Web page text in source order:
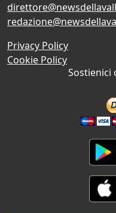
Privacy Policy
Cookie Policy
Sostienici